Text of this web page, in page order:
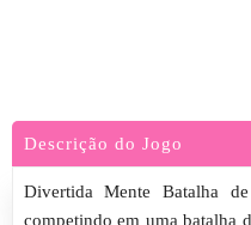
Descrição do Jogo
Divertida Mente Batalha
competindo em uma batalha